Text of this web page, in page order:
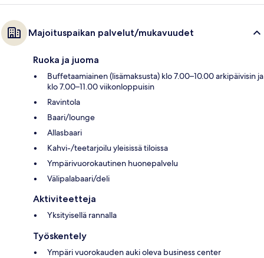
Majoituspaikan palvelut/mukavuudet
Ruoka ja juoma
Buffetaamiainen (lisämaksusta) klo 7.00–10.00 arkipäivisin ja
klo 7.00–11.00 viikonloppuisin
Ravintola
Baari/lounge
Allasbaari
Kahvi-/teetarjoilu yleisissä tiloissa
Ympärivuorokautinen huonepalvelu
Välipalabaari/deli
Aktiviteetteja
Yksityisellä rannalla
Työskentely
Ympäri vuorokauden auki oleva business center